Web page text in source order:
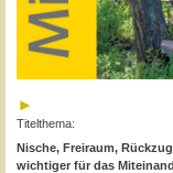
Titelthema:
Nische, Freiraum,
wichtiger für das